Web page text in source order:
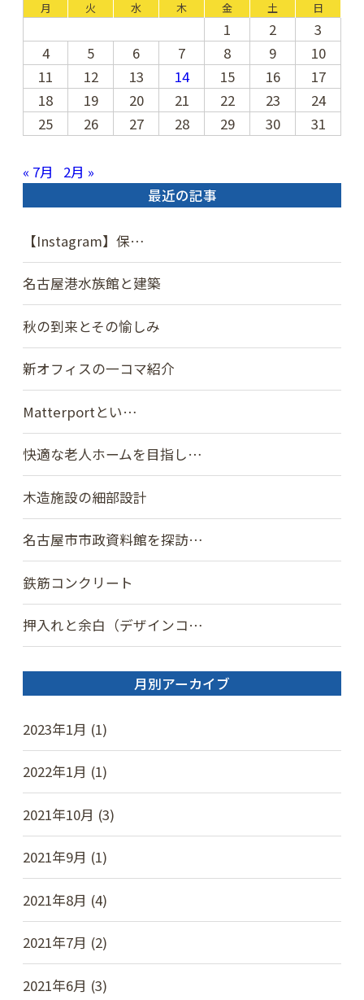
月 火 水 木 金 土 日
1 2
3
4
5 6 7 8 9
10
11
12 13 14 15 16
17
18
19 20 21 22 23
24
25
26 27 28 29 30 31
« 7月
2月 »
最近の記事
【Instagram】保…
名古屋港水族館と建築
秋の到来とその愉しみ
新オフィスの一コマ紹介
Matterportとい…
快適な老人ホームを目指し…
木造施設の細部設計
名古屋市市政資料館を探訪…
鉄筋コンクリート
押入れと余白（デザインコ…
月別アーカイブ
2023年1月 (1)
2022年1月 (1)
2021年10月 (3)
2021年9月 (1)
2021年8月 (4)
2021年7月 (2)
2021年6月 (3)